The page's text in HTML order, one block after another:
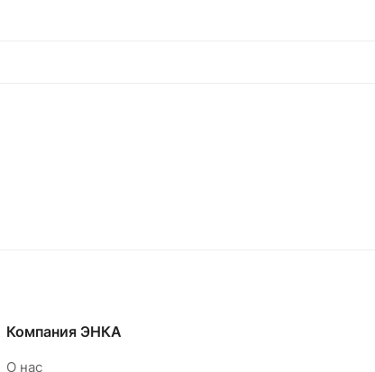
Компания ЭНКА
О нас